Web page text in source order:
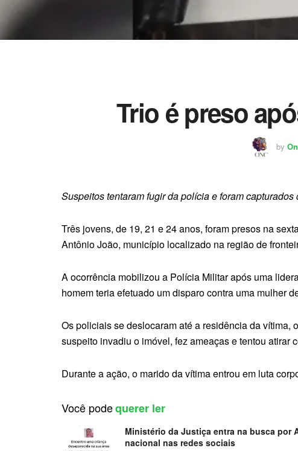
Trio é preso
by
Suspeitos tentaram fugir da polícia e foram
Três jovens, de 19, 21 e 24 anos, foram presos na
Antônio João, município localizado na região de
A ocorrência mobilizou a Polícia Militar após uma
homem teria efetuado um disparo contra uma mulher
Os policiais se deslocaram até a residência da vítima,
suspeito invadiu o imóvel, fez ameaças e tentou atirar
Durante a ação, o marido da vítima entrou em luta
Você podequerer ler
Ministério da Justiça entra na busca por
nacional nas redes sociais